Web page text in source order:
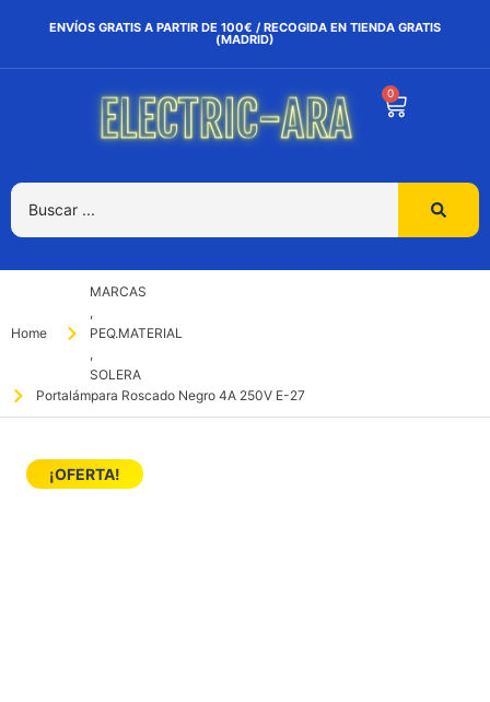
ENVÍOS GRATIS A PARTIR DE 100€ / RECOGIDA EN TIENDA GRATIS
(MADRID)
0
Home
MARCAS
,
PEQ.MATERIAL
,
SOLERA
Portalámpara Roscado Negro 4A 250V E-27
¡OFERTA!